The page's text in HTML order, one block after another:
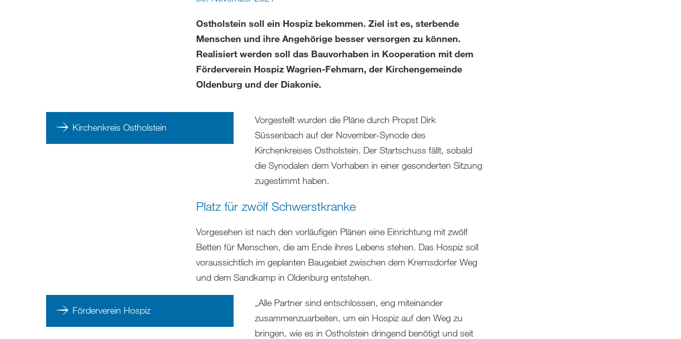
Ostholstein soll ein Hospiz bekommen. Ziel ist es, sterbende
Menschen und ihre Angehörige besser versorgen zu können.
Realisiert werden soll das Bauvorhaben in Kooperation mit dem
Förderverein Hospiz Wagrien-Fehmarn, der Kirchengemeinde
Oldenburg und der Diakonie.
Kirchenkreis Ostholstein
Vorgestellt wurden die Pläne durch Propst Dirk
Süssenbach auf der November-Synode des
Kirchenkreises Ostholstein. Der Startschuss fällt, sobald
die Synodalen dem Vorhaben in einer gesonderten Sitzung
zugestimmt haben.
Platz für zwölf Schwerstkranke
Vorgesehen ist nach den vorläufigen Plänen eine Einrichtung mit zwölf
Betten für Menschen, die am Ende ihres Lebens stehen. Das Hospiz soll
voraussichtlich im geplanten Baugebiet zwischen dem Kremsdorfer Weg
und dem Sandkamp in Oldenburg entstehen.
Förderverein Hospiz
„Alle Partner sind entschlossen, eng miteinander
zusammenzuarbeiten, um ein Hospiz auf den Weg zu
bringen, wie es in Ostholstein dringend benötigt und seit